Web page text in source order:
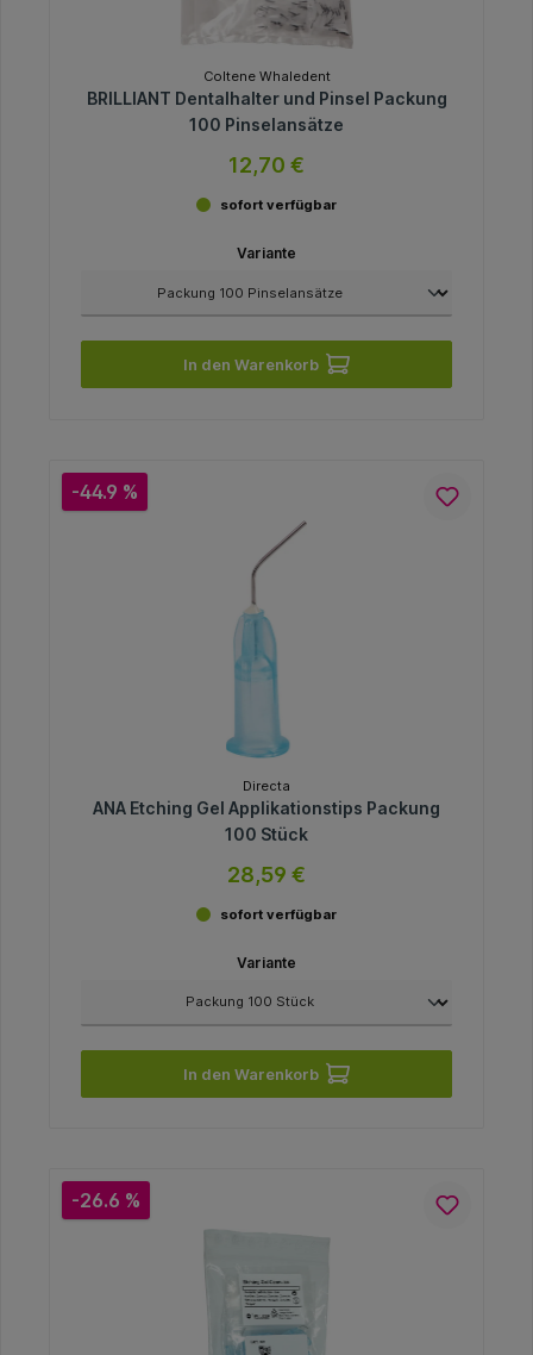
Coltene Whaledent
BRILLIANT Dentalhalter und Pinsel Packung
100 Pinselansätze
12,70 €
sofort verfügbar
Variante
In den Warenkorb
-44.9 %
Directa
ANA Etching Gel Applikationstips Packung
100 Stück
28,59 €
sofort verfügbar
Variante
In den Warenkorb
-26.6 %